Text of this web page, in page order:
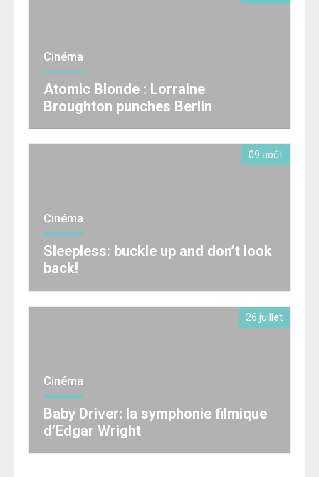
Cinéma
Atomic Blonde : Lorraine
Broughton punches Berlin
09 août
Cinéma
Sleepless: buckle up and don’t look
back!
26 juillet
Cinéma
Baby Driver: la symphonie filmique
d’Edgar Wright